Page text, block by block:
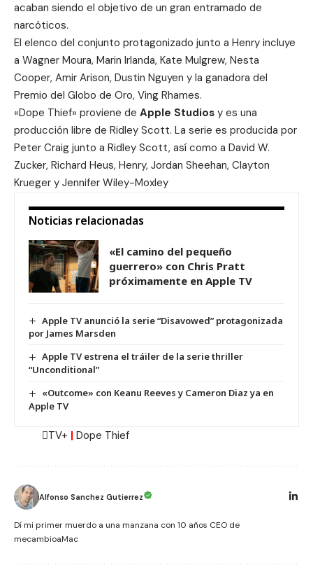
acaban siendo el objetivo de un gran entramado de
narcóticos.
El elenco del conjunto protagonizado junto a Henry incluye
a Wagner Moura, Marin Irlanda, Kate Mulgrew, Nesta
Cooper, Amir Arison, Dustin Nguyen y la ganadora del
Premio del Globo de Oro, Ving Rhames.
«Dope Thief» proviene de Apple Studios y es una
producción libre de Ridley Scott. La serie es producida por
Peter Craig junto a Ridley Scott, así como a David W.
Zucker, Richard Heus, Henry, Jordan Sheehan, Clayton
Krueger y Jennifer Wiley-Moxley
Noticias relacionadas
«El camino del pequeño
guerrero» con Chris Pratt
próximamente en Apple TV
Apple TV anunció la serie “Disavowed” protagonizada
por James Marsden
Apple TV estrena el tráiler de la serie thriller
“Unconditional”
«Outcome» con Keanu Reeves y Cameron Diaz ya en
Apple TV
TV+ | Dope Thief
Alfonso Sanchez Gutierrez
Dí mi primer muerdo a una manzana con 10 años CEO de
mecambioaMac